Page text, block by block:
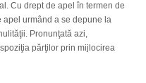
Cu drept de apel în termen de
apel urmând a se depune la
Pronunţată azi,
părţilor prin mijlocirea